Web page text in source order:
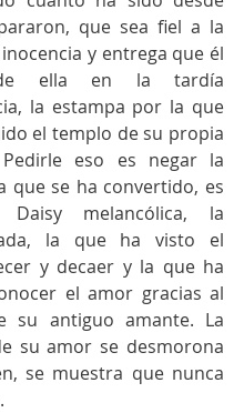
que sea fiel a la
y entrega que él
ella en la tardía
la estampa por la que
el templo de su propia
Pedirle eso es negar la
que se ha convertido, es
melancólica, la
la que ha visto el
y decaer y la que ha
el amor gracias al
su antiguo amante. La
su amor se desmorona
se muestra que nunca